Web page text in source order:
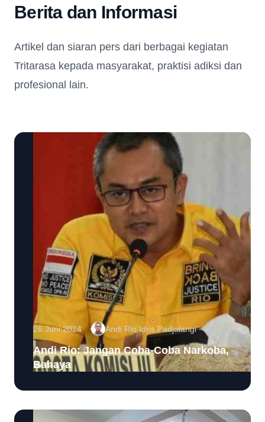
Berita dan Informasi
Artikel dan siaran pers dari berbagai kegiatan
Tritarasa kepada masyarakat, praktisi adiksi dan
profesional lain.
26 Juni 2024 Andi Rio Idris Padjalangi
Andi Rio: Jangan Coba-Coba Narkoba,
Bahaya